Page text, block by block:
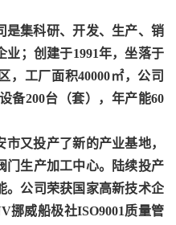
是集科研、开发、生产、销
业；创建于1991年，坐落于
，工厂面积40000㎡，公司
备200台（套），年产能60
市又投产了新的产业基地，
门生产加工中心。陆续投产
。公司荣获国家高新技术企
挪威船极社ISO9001质量管